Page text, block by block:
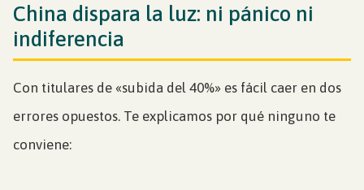
China dispara la luz: ni pánico ni
indiferencia
Con titulares de «subida del 40%» es fácil caer en dos
errores opuestos. Te explicamos por qué ninguno te
conviene: